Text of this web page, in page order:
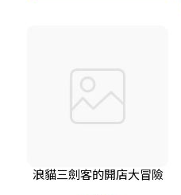
浪貓三劍客的開店大冒險